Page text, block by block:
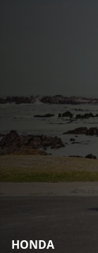
HONDA